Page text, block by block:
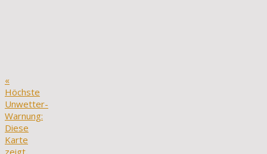
«
Höchste
Unwetter-
Warnung:
Diese
Karte
zeigt,